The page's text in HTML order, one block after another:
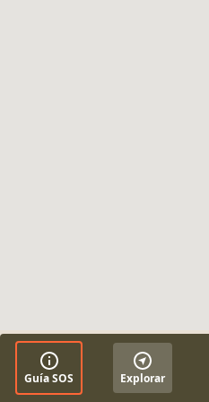
Guía SOS Explorar